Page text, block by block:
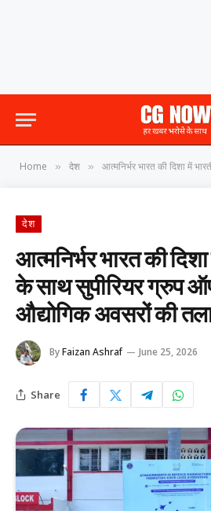
Home » देश » आत्मनिर्भर भारत की दिशा में भारतीय सेना के साथ
देश
आत्मनिर्भर भारत की
के साथ सुपीरियर ग्रुप
औद्योगिक अवसरों की
ByFaizan Ashraf June 25, 2026
Share